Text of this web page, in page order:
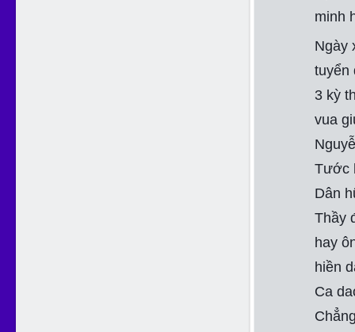
minh
Ngày
tuyển
3 kỳ
vua
Tước
Dân
Thầy
hay
hiền
Ca